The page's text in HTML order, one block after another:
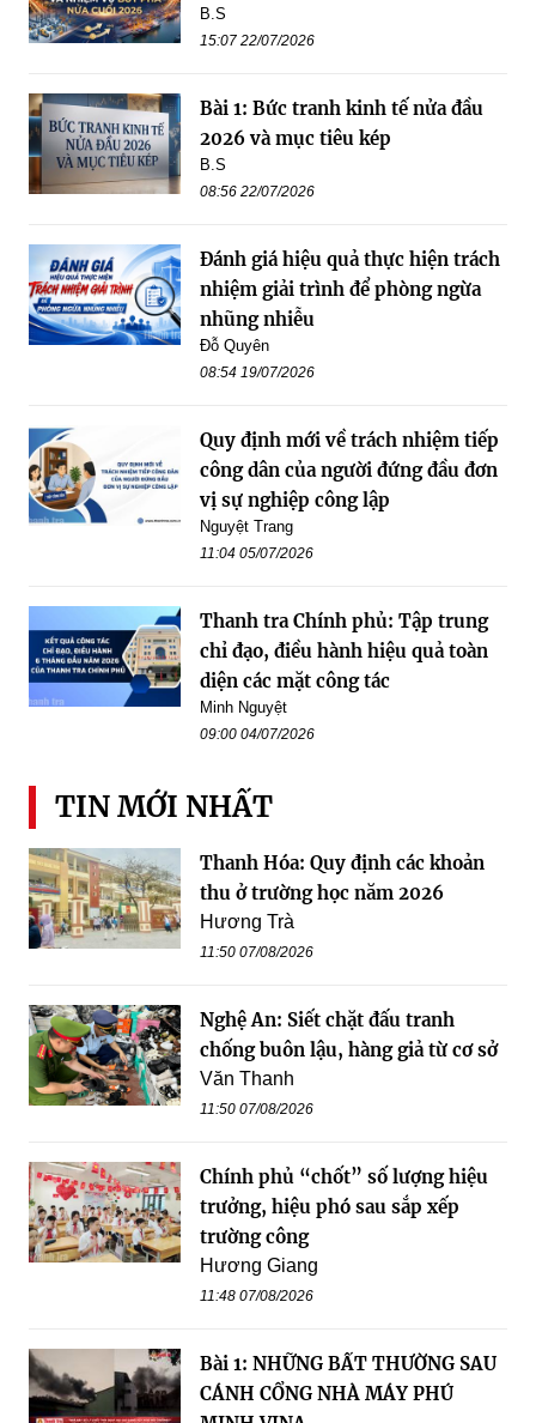
B.S
15:07 22/07/2026
Bài 1: Bức tranh kinh tế nửa đầu
2026 và mục tiêu kép
B.S
08:56 22/07/2026
Đánh giá hiệu quả thực hiện trách
nhiệm giải trình để phòng ngừa
nhũng nhiễu
Đỗ Quyên
08:54 19/07/2026
Quy định mới về trách nhiệm tiếp
công dân của người đứng đầu đơn
vị sự nghiệp công lập
Nguyệt Trang
11:04 05/07/2026
Thanh tra Chính phủ: Tập trung
chỉ đạo, điều hành hiệu quả toàn
diện các mặt công tác
Minh Nguyệt
09:00 04/07/2026
TIN MỚI NHẤT
Thanh Hóa: Quy định các khoản
thu ở trường học năm 2026
Hương Trà
11:50 07/08/2026
Nghệ An: Siết chặt đấu tranh
chống buôn lậu, hàng giả từ cơ sở
Văn Thanh
11:50 07/08/2026
Chính phủ “chốt” số lượng hiệu
trưởng, hiệu phó sau sắp xếp
trường công
Hương Giang
11:48 07/08/2026
Bài 1: NHỮNG BẤT THƯỜNG SAU
CÁNH CỔNG NHÀ MÁY PHÚ